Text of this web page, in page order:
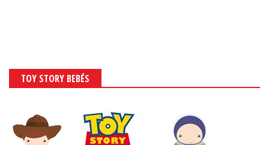
TOY STORY BEBÉS